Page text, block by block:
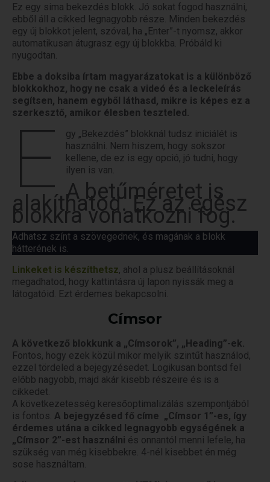
Ez egy sima bekezdés blokk. Jó sokat fogod használni,
ebből áll a cikked legnagyobb része. Minden bekezdés
egy új blokkot jelent, szóval, ha „Enter”-t nyomsz, akkor
automatikusan átugrasz egy új blokkba. Próbáld ki
nyugodtan.
Ebbe a doksiba írtam magyarázatokat is a különböző
blokkokhoz, hogy ne csak a videó és a leckeleírás
segítsen, hanem egyből láthasd, mikre is képes ez a
szerkesztő, amikor élesben teszteled.
E
gy „Bekezdés” blokknál tudsz iniciálét is
használni. Nem hiszem, hogy sokszor
kellene, de ez is egy opció, jó tudni, hogy
ilyen is van.
A betűméretet is
alakíthatod. Ez az egész
blokkra vonatkozni fog.
Adhatsz színt a szövegednek, és magának a blokk
hátterének is.
Linkeket is készíthetsz, ahol a plusz beállításoknál
megadhatod, hogy kattintásra új lapon nyissák meg a
látogatóid. Ezt érdemes bekapcsolni.
Címsor
A következő blokkunk a „Címsorok”, „Heading”-ek.
Fontos, hogy ezek közül mikor melyik szintűt használod,
ezzel tördeled a bejegyzésedet. Logikusan bontsd fel
előbb nagyobb, majd akár kisebb részeire és is a
cikkedet.
A következetesség keresőoptimalizálás szempontjából
is fontos. A bejegyzésed fő címe „Címsor 1”-es, így
érdemes utána a cikked legnagyobb egységének a
„Címsor 2”-est használni és onnantól menni lefele, ha
szükség van még kisebbekre. 4-nél kisebbet én még
sose használtam.